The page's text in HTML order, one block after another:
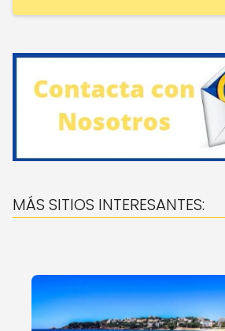
MÁS SITIOS INTERESANTES: